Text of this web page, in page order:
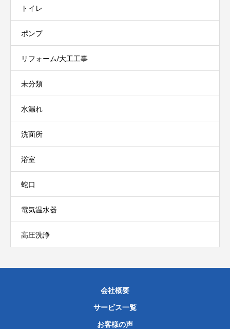
トイレ
ポンプ
リフォーム/大工工事
未分類
水漏れ
洗面所
浴室
蛇口
電気温水器
高圧洗浄
会社概要
サービス一覧
お客様の声